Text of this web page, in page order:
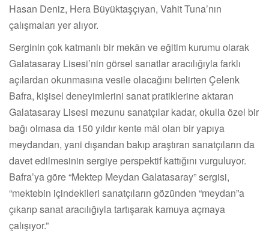
Hasan Deniz, Hera Büyüktaşçıyan, Vahit Tuna’nın
çalışmaları yer alıyor.
Serginin çok katmanlı bir mekân ve eğitim kurumu olarak
Galatasaray Lisesi’nin görsel sanatlar aracılığıyla farklı
açılardan okunmasına vesile olacağını belirten Çelenk
Bafra, kişisel deneyimlerini sanat pratiklerine aktaran
Galatasaray Lisesi mezunu sanatçılar kadar, okulla özel bir
bağı olmasa da 150 yıldır kente mâl olan bir yapıya
meydandan, yani dışarıdan bakıp araştıran sanatçıların da
davet edilmesinin sergiye perspektif kattığını vurguluyor.
Bafra’ya göre “Mektep Meydan Galatasaray” sergisi,
“mektebin içindekileri sanatçıların gözünden “meydan”a
çıkarıp sanat aracılığıyla tartışarak kamuya açmaya
çalışıyor.”